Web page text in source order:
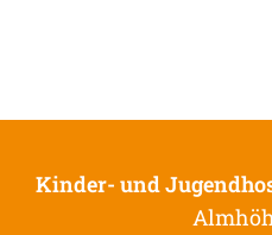
Kinder- und